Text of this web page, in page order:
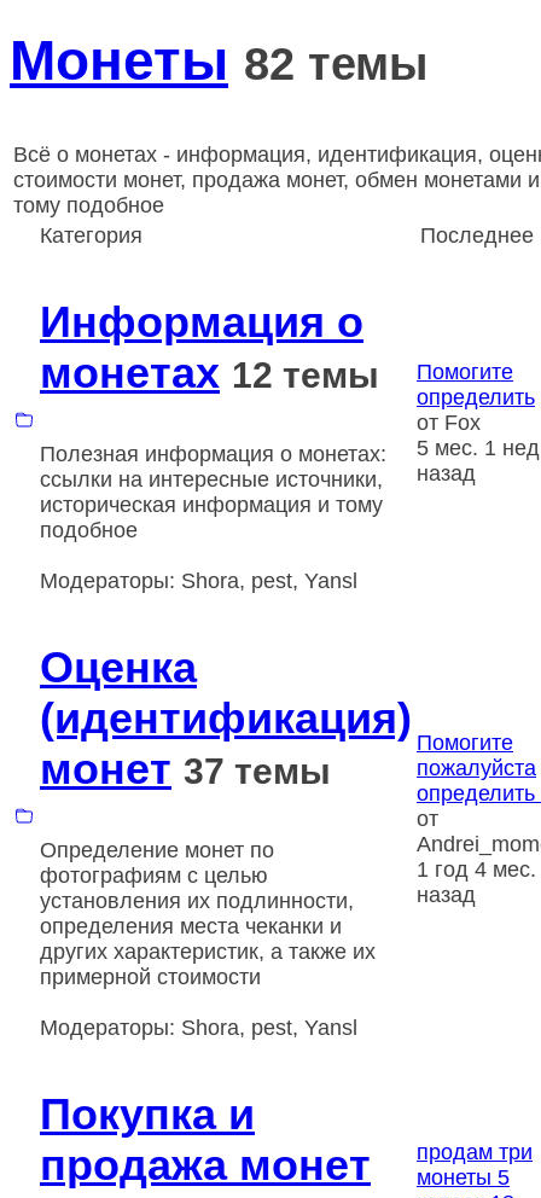
Монеты 82 темы
Всё о монетах - информация, идентификация,
стоимости монет, продажа монет, обмен монетами и
тому подобное
Категория
Последнее
Информация о
монетах 12 темы
Полезная информация о монетах:
ссылки на интересные источники,
историческая информация и тому
подобное
Модераторы: Shora, pest, Yansl
Помогите
определить
от Fox
5 мес. 1
назад
Оценка
(идентификация)
монет 37 темы
Определение монет по
фотографиям с целью
установления их подлинности,
определения места чеканки и
других характеристик, а также их
примерной стоимости
Модераторы: Shora, pest, Yansl
Помогите
пожалуйста
определить
от
1 год 4 мес.
назад
Покупка и
продажа монет
продам три
монеты 5